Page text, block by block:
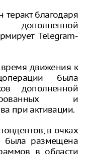
благодаря
дополненной
Telegram-
движения к
была
дополненной
и
при активации.
в очках
была размещена
в области